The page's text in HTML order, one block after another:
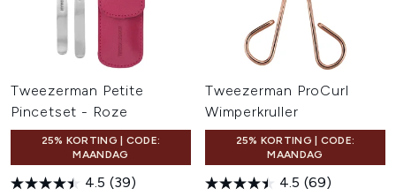
Tweezerman Petite
Pincetset - Roze
25% KORTING | CODE:
MAANDAG
4.5 (39)
Tweezerman ProCurl
Wimperkruller
25% KORTING | CODE:
MAANDAG
4.5 (69)